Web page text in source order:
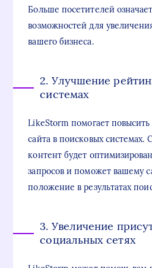
Больше посетителей
возможностей для
вашего бизнеса.
2. Улучшение
системах
LikeStorm помогает
сайта в поисковых системах.
контент будет
запросов и поможет вашему
положение в результатах
3. Увеличение
социальных сетях